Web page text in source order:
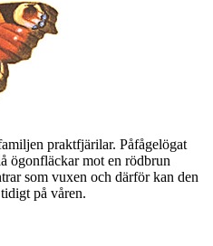
praktfjärilar. Påfågelögat
ögonfläckar mot en rödbrun
som vuxen och därför kan den
på våren.